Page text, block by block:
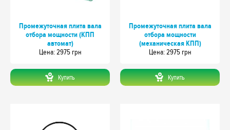
Промежуточная плита вала
отбора мощности (КПП
автомат)
Цeна: 2975 грн
Купить
Промежуточная плита вала
отбора мощности
(механическая КПП)
Цeна: 2975 грн
Купить